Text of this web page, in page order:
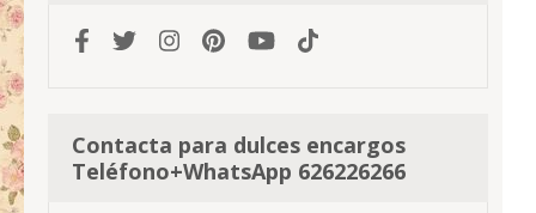
Contacta para dulces encargos
Teléfono+WhatsApp 626226266